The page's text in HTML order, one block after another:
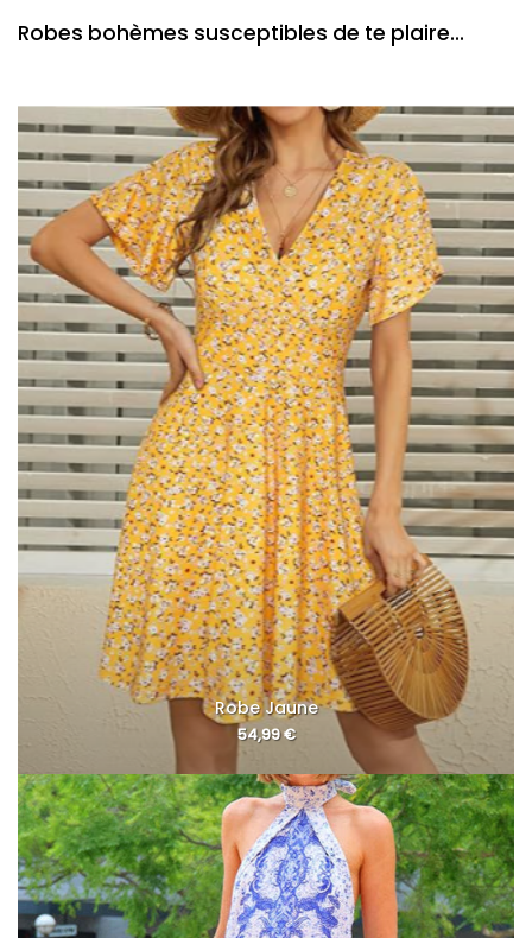
Robes bohèmes susceptibles de te plaire...
Robe Jaune
54,99€